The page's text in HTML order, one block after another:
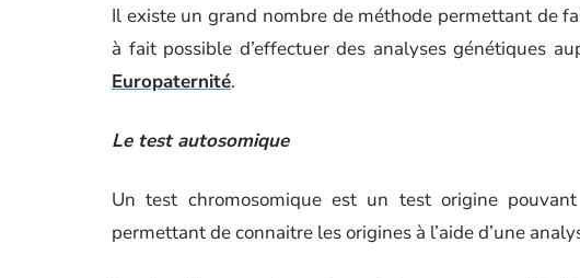
Il existe un grand nombre de méthode permettant de
à fait possible d’effectuer des analyses génétiques
Europaternité.
Le test autosomique
Un test chromosomique est un test origine
permettant de connaitre les origines à l’aide d’une